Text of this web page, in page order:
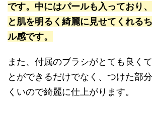
です。中にはパールも入っており
と肌を明るく綺麗に見せてくれる
ル感です。
また、付属のブラシがとても良く
とができるだけでなく、つけた部
くいので綺麗に仕上がります。